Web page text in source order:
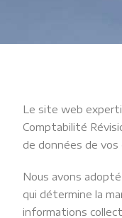
Le site web
Comptabilité
de données de vos
Nous avons
qui détermine la
informations